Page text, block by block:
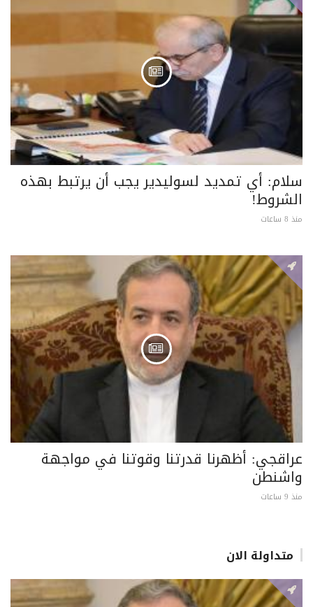
سلام: أي تمديد لسوليدير يجب أن يرتبط بهذه
الشروط!
منذ 8 ساعات
عراقجي: أظهرنا قدرتنا وقوتنا في مواجهة
واشنطن
منذ 9 ساعات
متداولة الان